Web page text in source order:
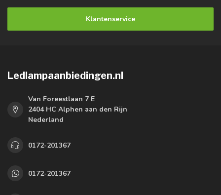
Klantenservice
Ledlampaanbiedingen.nl
Van Foreestlaan 7 E
2404 HC Alphen aan den Rijn
Nederland
0172-201367
0172-201367